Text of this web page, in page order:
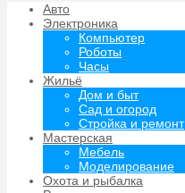
Авто
Электроника
Компьютер
Роботы
Часы
Жильё
Дом и быт
Сад и огород
Стройка и ремонт
Мастерская
Мебель
Моделирование
Охота и рыбалка